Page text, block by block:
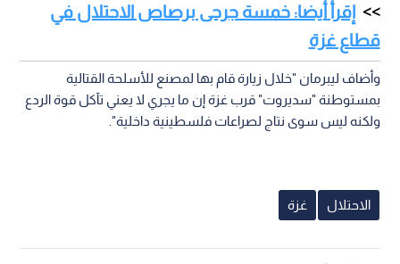
إقرأ أيضا: خمسة جرحى برصاص الاحتلال في
قطاع غزة
وأضاف ليبرمان "خلال زيارة قام بها لمصنع للأسلحة القتالية
بمستوطنة "سديروت" قرب غزة إن ما يجري لا يعني تآكل قوة الردع
ولكنه ليس سوى نتاج لصراعات فلسطينية داخلية".
الاحتلال غزة